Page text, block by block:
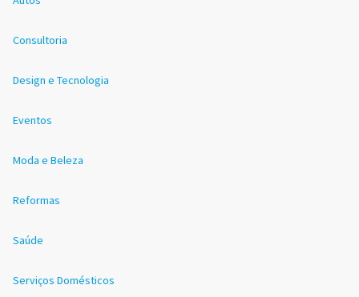
Consultoria
Design e Tecnologia
Eventos
Moda e Beleza
Reformas
Saúde
Serviços Domésticos